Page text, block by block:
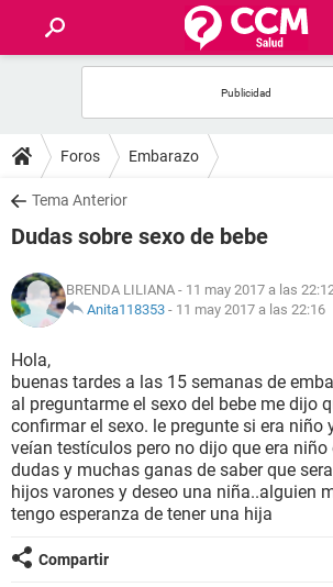
FOROS
SALUD
NUTRICIÓN
BIENESTAR
SEXUALIDAD
GLOSARIO
Foros Embarazo
Tema Anterior
Dudas sobre sexo de bebe
BRENDA LILIANA - 11 may 2017 a las
Anita118353 - 11 may 2017 a las 22:16
Hola,
buenas tardes a las 15 semanas de
al preguntarme el sexo del bebe me dijo
confirmar el sexo. le pregunte si era niño
veían testículos pero no dijo que era
dudas y muchas ganas de saber que
hijos varones y deseo una niña..alguien
tengo esperanza de tener una hija
Compartir